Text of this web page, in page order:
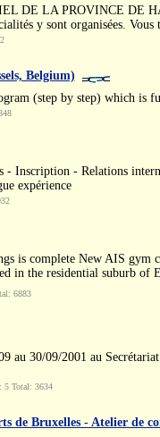
DE LA PROVINCE DE
y sont organisées.
Belgium)
(step by step) which is
Inscription - Relations
expérience
is complete New AIS gym
in the residential suburb of
6883
au 30/09/2001 au
Total: 3634
de Bruxelles - Atelier de